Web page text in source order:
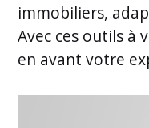
immobiliers,
Avec ces outils à
en avant votre